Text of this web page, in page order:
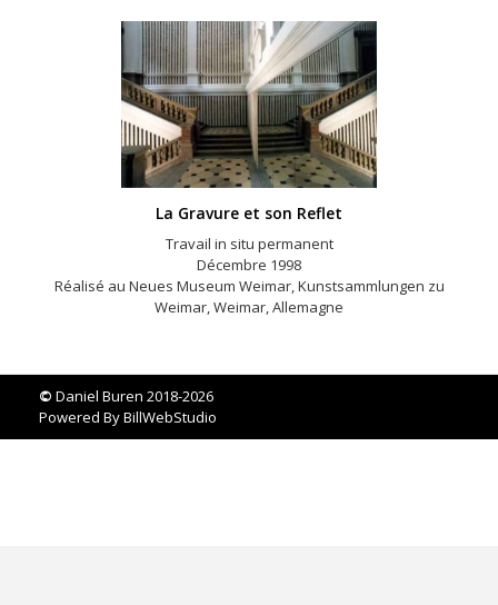
La Gravure et son Reflet
Travail in situ permanent
Décembre 1998
Réalisé au Neues Museum Weimar, Kunstsammlungen zu
Weimar, Weimar, Allemagne
© Daniel Buren 2018-2026
Powered ByBillWebStudio